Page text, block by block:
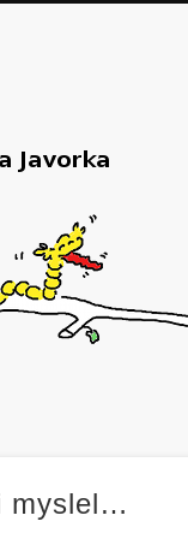
myslel…